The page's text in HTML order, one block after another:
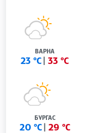
ВАРНА
23 °C 33 °C
БУРГАС
20 °C 29 °C